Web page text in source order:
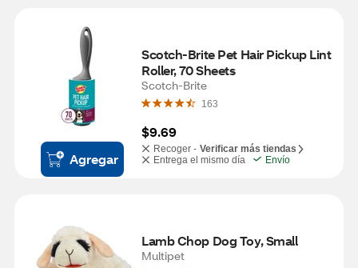
Agregar
Scotch-Brite Pet Hair Pickup Lint
Roller, 70 Sheets
Scotch-Brite
163
$9.69
Recoger - Verificar más tiendas
Entrega el mismo día
Envío
Lamb Chop Dog Toy, Small
Multipet